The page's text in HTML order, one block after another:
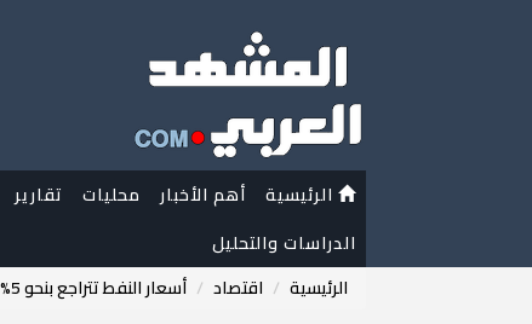
الرئيسية أهم الأخبار محليات تقارير
الدراسات والتحليل
الرئيسية
اقتصاد أسعار النفط تتراجع بنحو 5%